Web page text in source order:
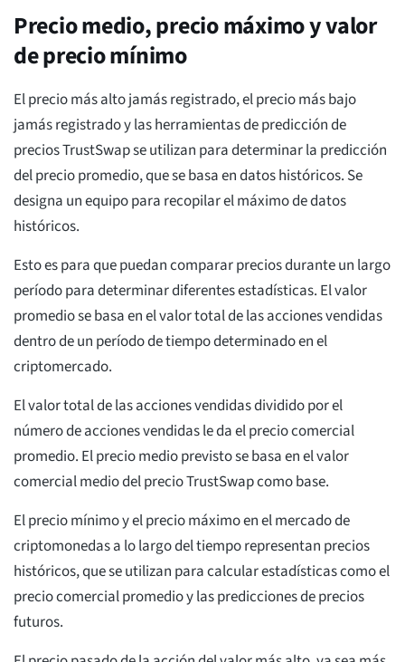
Precio medio, precio máximo y valor
de precio mínimo
El precio más alto jamás registrado, el precio más bajo
jamás registrado y las herramientas de predicción de
precios TrustSwap se utilizan para determinar la predicción
del precio promedio, que se basa en datos históricos. Se
designa un equipo para recopilar el máximo de datos
históricos.
Esto es para que puedan comparar precios durante un largo
período para determinar diferentes estadísticas. El valor
promedio se basa en el valor total de las acciones vendidas
dentro de un período de tiempo determinado en el
criptomercado.
El valor total de las acciones vendidas dividido por el
número de acciones vendidas le da el precio comercial
promedio. El precio medio previsto se basa en el valor
comercial medio del precio TrustSwap como base.
El precio mínimo y el precio máximo en el mercado de
criptomonedas a lo largo del tiempo representan precios
históricos, que se utilizan para calcular estadísticas como el
precio comercial promedio y las predicciones de precios
futuros.